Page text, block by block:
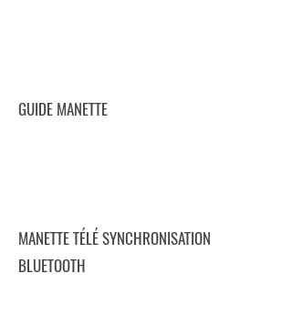
GUIDE MANETTE
MANETTE TÉLÉ SYNCHRONISATION
BLUETOOTH